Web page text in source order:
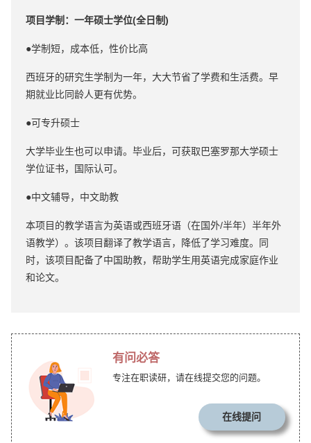
项目学制：一年硕士学位(全日制)
●学制短，成本低，性价比高
西班牙的研究生学制为一年，大大节省了学费和生活费。早
期就业比同龄人更有优势。
●可专升硕士
大学毕业生也可以申请。毕业后，可获取巴塞罗那大学硕士
学位证书，国际认可。
●中文辅导，中文助教
本项目的教学语言为英语或西班牙语（在国外/半年）半年外
语教学）。该项目翻译了教学语言，降低了学习难度。同
时，该项目配备了中国助教，帮助学生用英语完成家庭作业
和论文。
有问必答
专注在职读研，请在线提交您的问题。
在线提问